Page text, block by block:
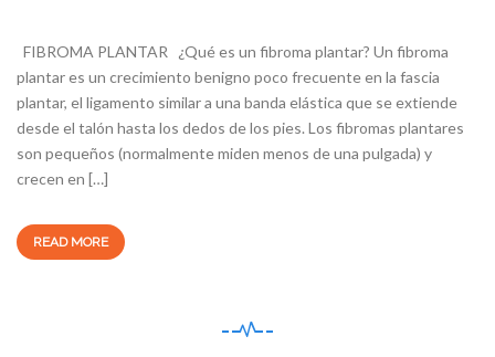
FIBROMA PLANTAR ¿Qué es un fibroma plantar? Un fibroma
plantar es un crecimiento benigno poco frecuente en la fascia
plantar, el ligamento similar a una banda elástica que se extiende
desde el talón hasta los dedos de los pies. Los fibromas plantares
son pequeños (normalmente miden menos de una pulgada) y
crecen en […]
READ MORE